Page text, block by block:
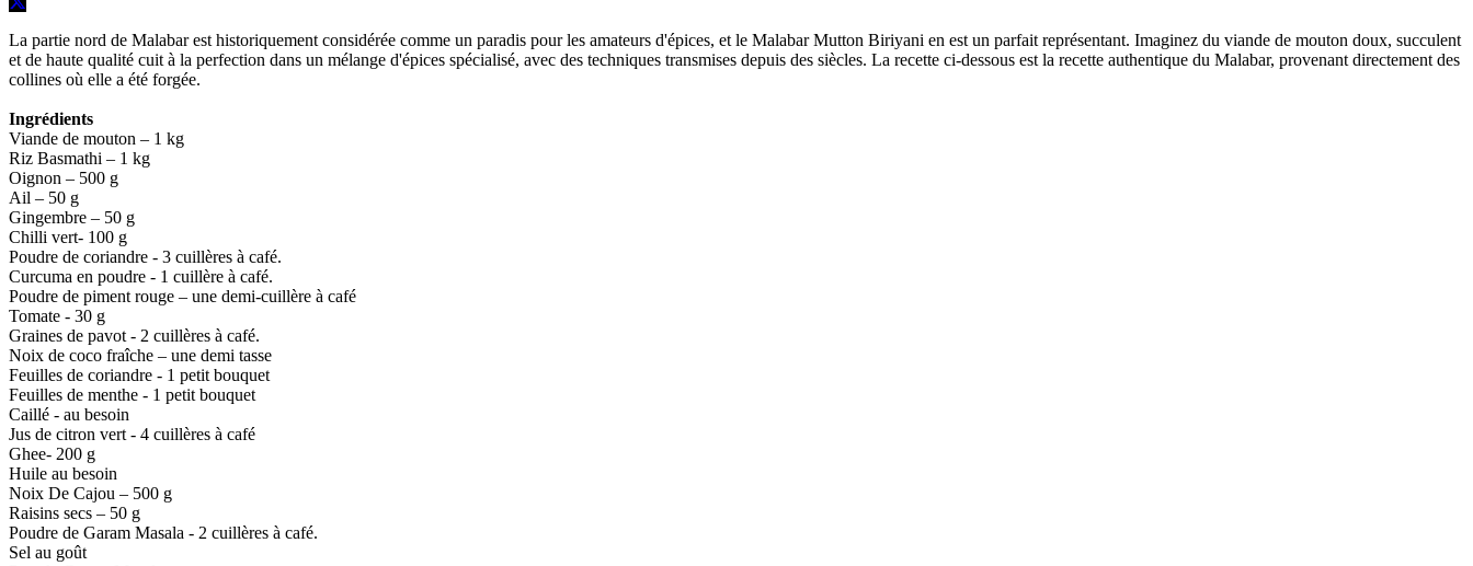
La partie nord de Malabar est historiquement considérée comme un paradis pour les amateurs d'épices, et le Malabar Mutton Biriyani en est un parfait représentant. Imaginez du viande de mouton doux, succulent
et de haute qualité cuit à la perfection dans un mélange d'épices spécialisé, avec des techniques transmises depuis des siècles. La recette ci-dessous est la recette authentique du Malabar, provenant directement des
collines où elle a été forgée.
Ingrédients
Viande de mouton – 1 kg
Riz Basmathi – 1 kg
Oignon – 500 g
Ail – 50 g
Gingembre – 50 g
Chilli vert- 100 g
Poudre de coriandre - 3 cuillères à café.
Curcuma en poudre - 1 cuillère à café.
Poudre de piment rouge – une demi-cuillère à café
Tomate - 30 g
Graines de pavot - 2 cuillères à café.
Noix de coco fraîche – une demi tasse
Feuilles de coriandre - 1 petit bouquet
Feuilles de menthe - 1 petit bouquet
Caillé - au besoin
Jus de citron vert - 4 cuillères à café
Ghee- 200 g
Huile au besoin
Noix De Cajou – 500 g
Raisins secs – 50 g
Poudre de Garam Masala - 2 cuillères à café.
Sel au goût